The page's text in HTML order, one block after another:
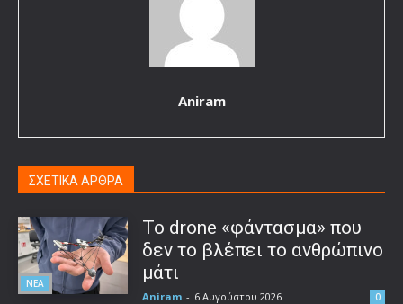
Aniram
ΣΧΕΤΙΚΑ ΑΡΘΡΑ
ΝΕΑ
Το drone «φάντασμα» που
δεν το βλέπει το ανθρώπινο
μάτι
Aniram - 6 Αυγούστου 2026 0